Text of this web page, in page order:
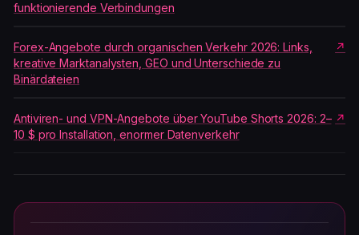
funktionierende Verbindungen
Forex-Angebote durch organischen Verkehr 2026: Links,
kreative Marktanalysten, GEO und Unterschiede zu
Binärdateien
Antiviren- und VPN-Angebote über YouTube Shorts 2026: 2–
10 $ pro Installation, enormer Datenverkehr